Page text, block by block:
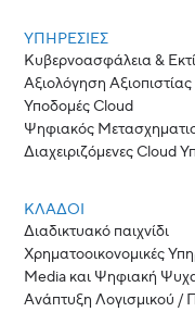
ΥΠΗΡΕΣΙΕΣ
Κυβερνοασφάλεια &
Αξιολόγηση
Υποδομές Cloud
Ψηφιακός
Διαχειριζόμενες Cloud
ΚΛΆΔΟΙ
Διαδικτυακό παιχνίδι
Χρηματοοικονομικές
Media και Ψηφιακή
Ανάπτυξη Λογισμικού /